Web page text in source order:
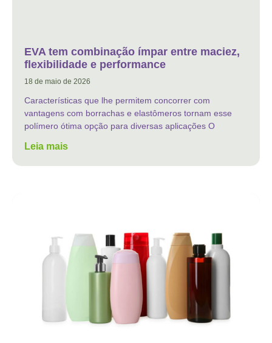
EVA tem combinação ímpar entre maciez,
flexibilidade e performance
18 de maio de 2026
Características que lhe permitem concorrer com
vantagens com borrachas e elastômeros tornam esse
polímero ótima opção para diversas aplicações O
Leia mais